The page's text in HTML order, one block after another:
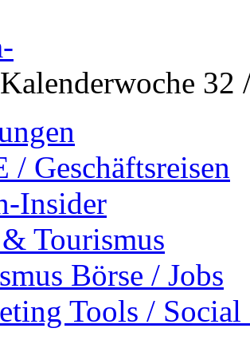
Kalenderwoche 32
/ Geschäftsreisen
Insider
Tourismus
Börse / Jobs
Tools /